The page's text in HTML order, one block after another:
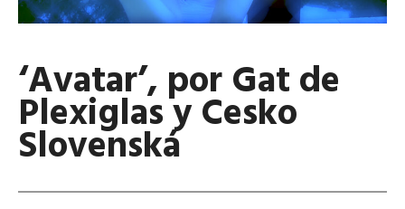
‘Avatar’, por Gat de
Plexiglas y Cesko
Slovenská